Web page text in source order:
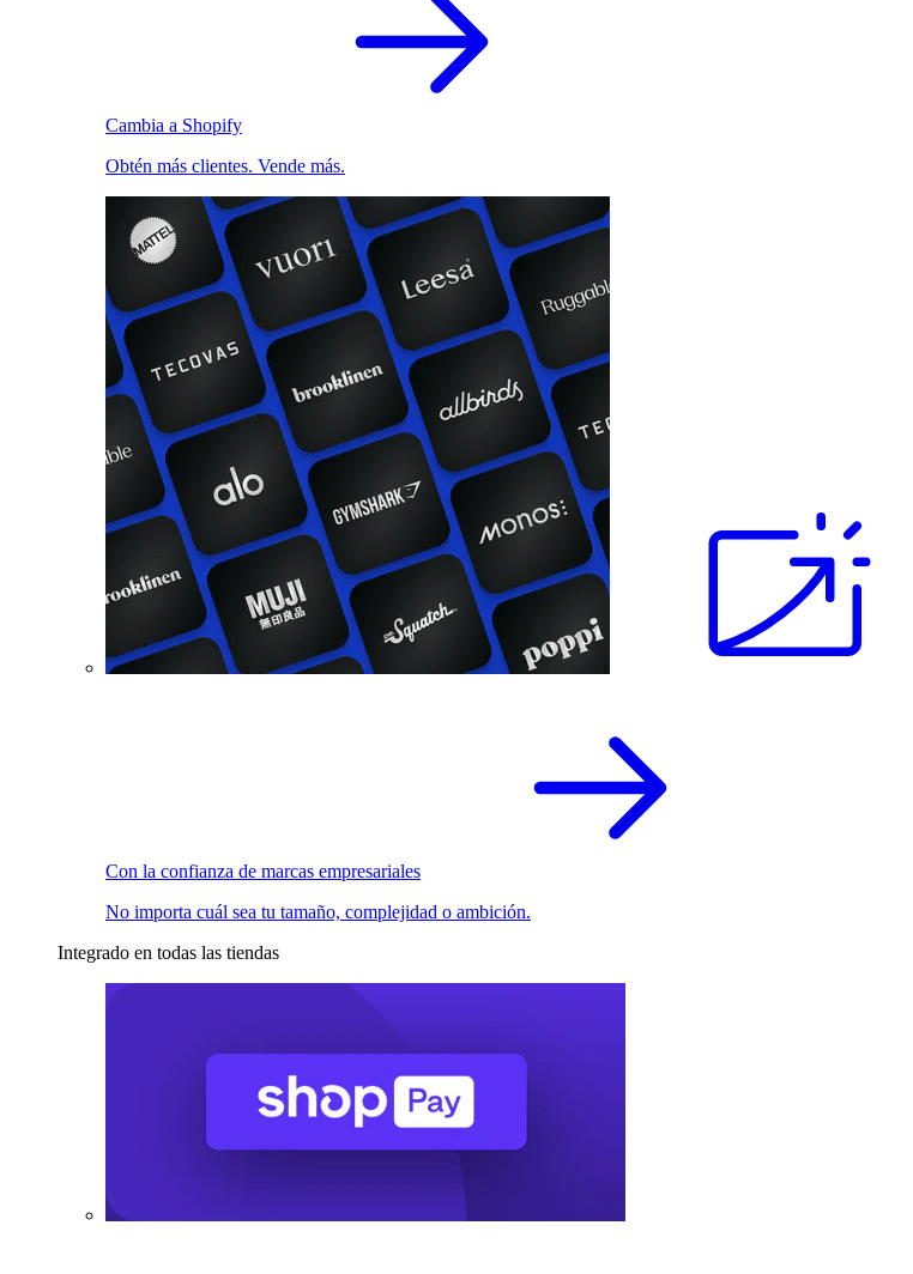
Cambia a Shopify
Obtén más clientes. Vende más.
Con la confianza de marcas empresariales
No importa cuál sea tu tamaño, complejidad o ambición.
Integrado en todas las tiendas